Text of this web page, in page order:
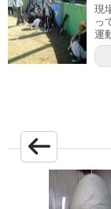
現
っ
運